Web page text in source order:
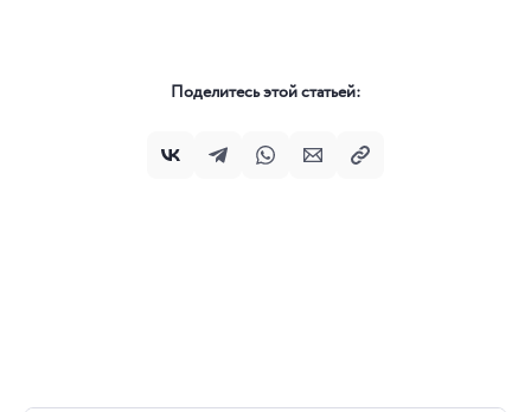
Поделитесь этой статьей: